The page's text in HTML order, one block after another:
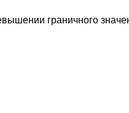
граничного